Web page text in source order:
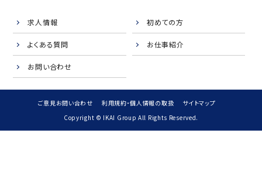
求人情報 初めての方
よくある質問 お仕事紹介
お問い合わせ
ご意見お問い合わせ 利用規約・個人情報の取扱
サイトマップ
Copyright © IKAI Group All Rights Reserved.